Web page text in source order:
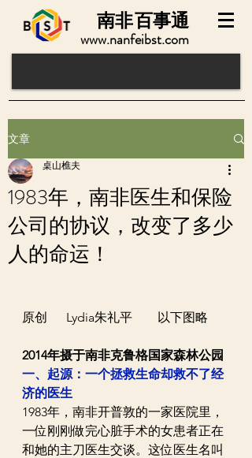
www.nanfeibst.com
百事通
南非
文章
1983年，南非医生和保险
公司的协议，改变了多少
人的命运！
桌山樵夫
原创      Lydia朱礼平        以下图略
2014年摄于南非克鲁格国家森林公园
一、起源：一个拯救生命却救不了经
济的医生
1983年，南非开普敦的一家医院里，
一位刚刚做完心脏手术的女患者正在
和她的主刀医生交谈。这位医生名叫